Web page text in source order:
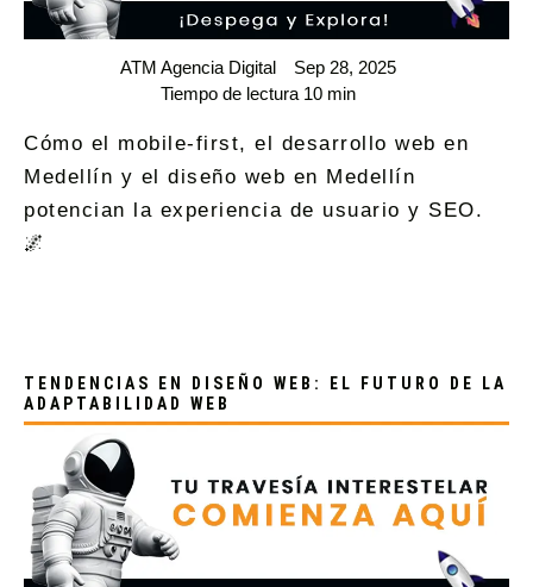
ATM Agencia Digital
Sep 28, 2025
Tiempo de lectura 10 min
Cómo el mobile-first, el desarrollo web en
Medellín y el diseño web en Medellín
potencian la experiencia de usuario y SEO.
🌌
TENDENCIAS EN DISEÑO WEB: EL FUTURO DE LA
ADAPTABILIDAD WEB